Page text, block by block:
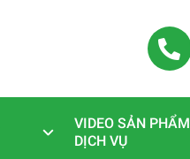
VIDEO SẢN PHẨM
DỊCH VỤ